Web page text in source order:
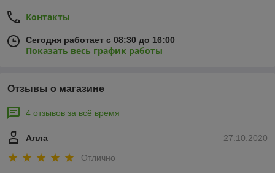
Контакты
Сегодня работает с 08:30 до 16:00
Показать весь график работы
Отзывы о магазине
4 отзывов за всё время
27.10.2020
Алла
Отлично